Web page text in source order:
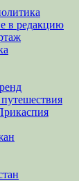
в редакцию